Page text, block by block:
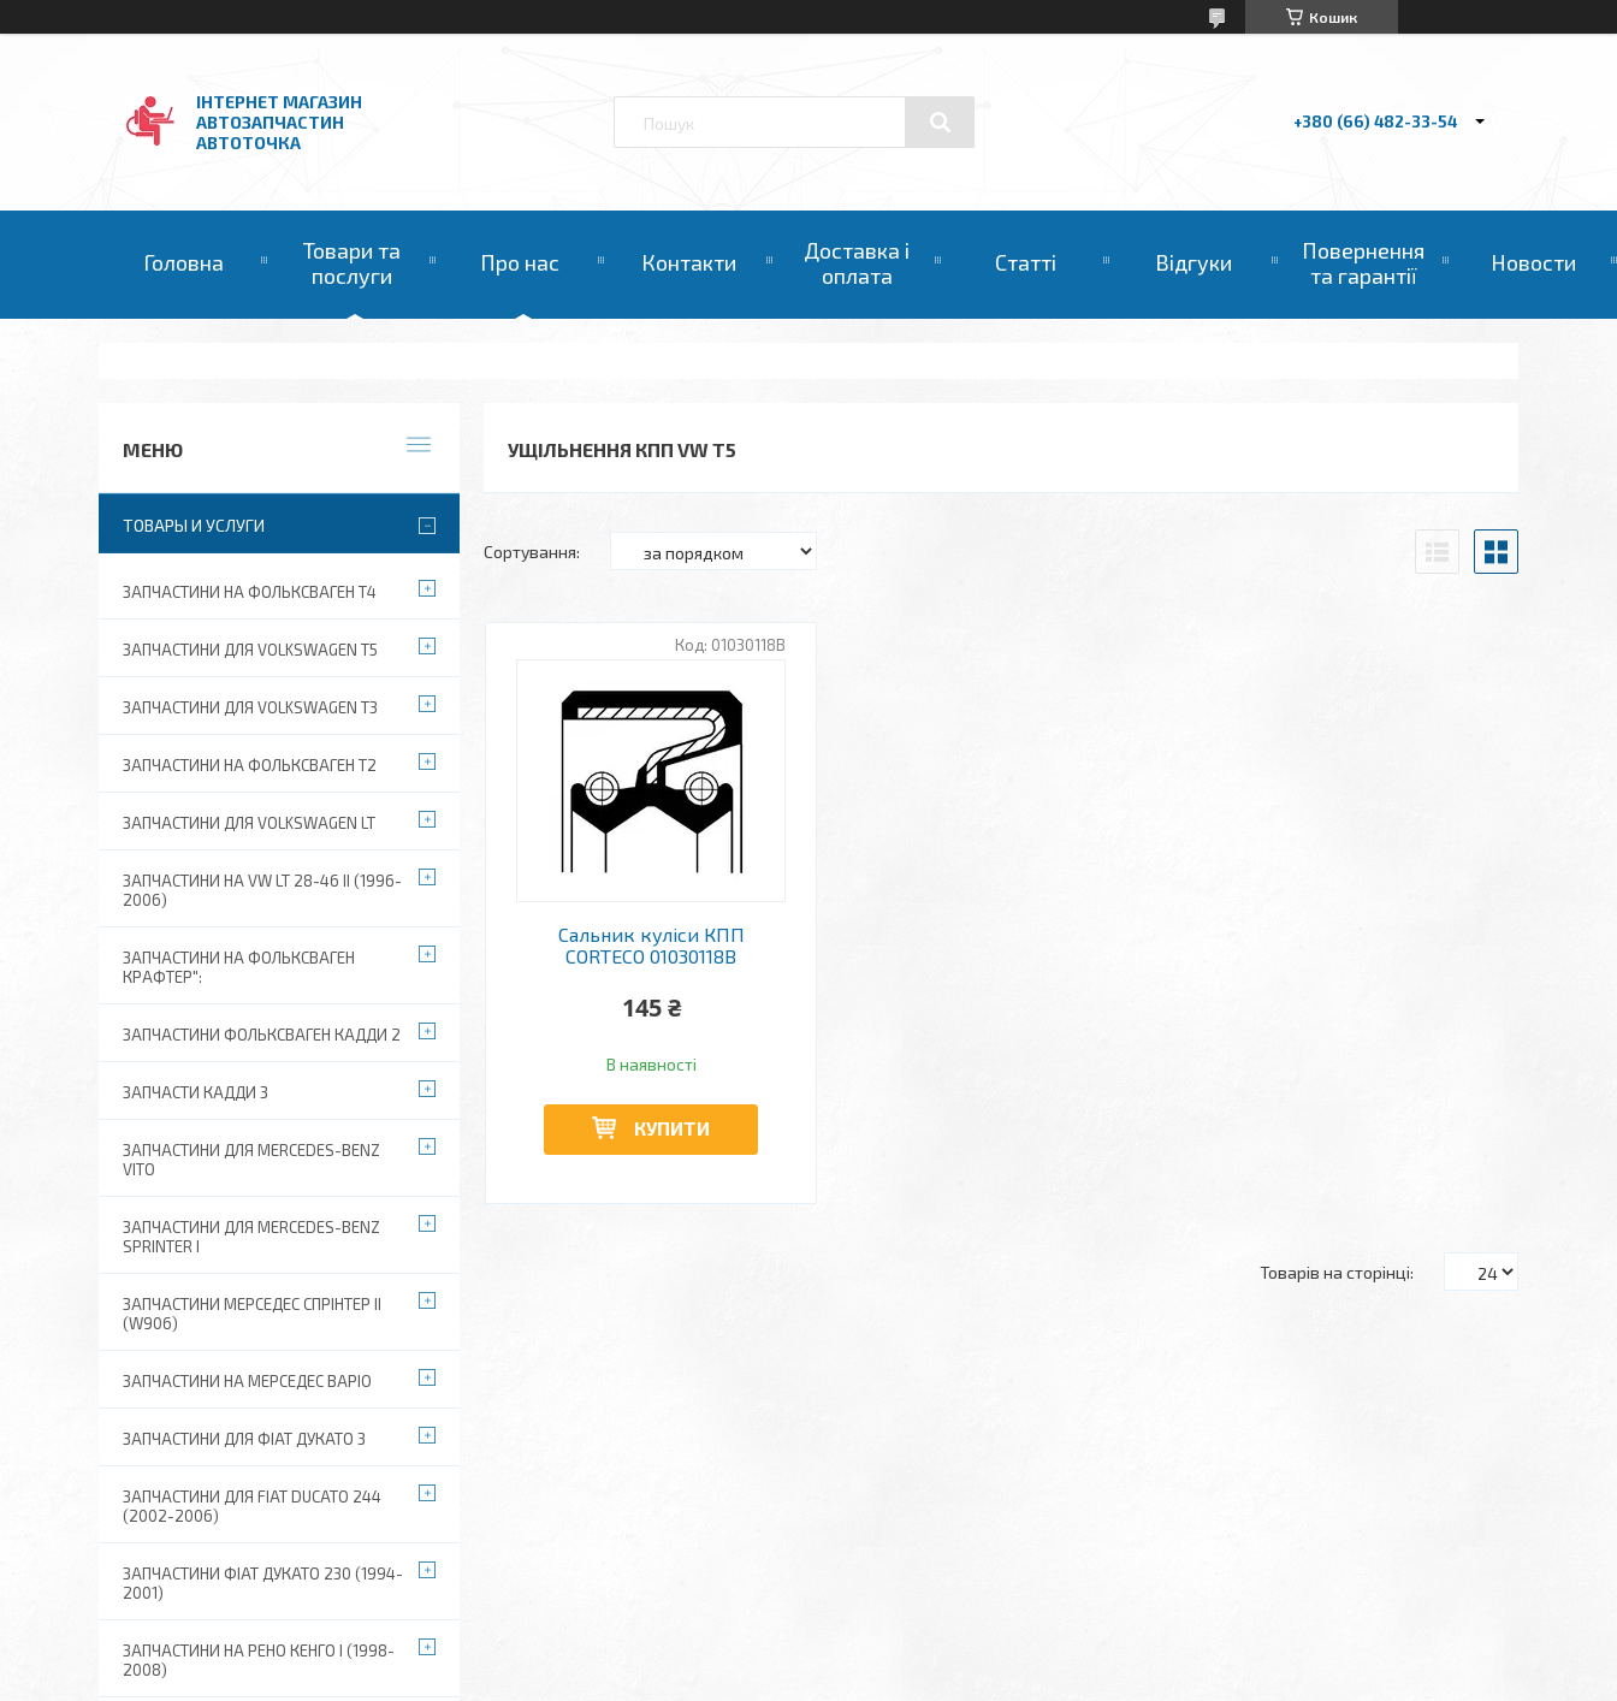
Кошик
ІНТЕРНЕТ МАГАЗИН
АВТОЗАПЧАСТИН
АВТОТОЧКА
+380 (66) 482-33-54
Головна
Товари та
послуги
Про нас Контакти
Доставка і
оплата
Статті Відгуки
Повернення
та гарантії
Новости
УЩІЛЬНЕННЯ КПП VW T5
01030118B
Сальник куліси КПП
CORTECO 01030118B
145 ₴
В наявності
КУПИТИ
ТОВАРЫ И УСЛУГИ
ЗАПЧАСТИНИ НА ФОЛЬКСВАГЕН Т4
ЗАПЧАСТИНИ ДЛЯ VOLKSWAGEN T5
ЗАПЧАСТИНИ ДЛЯ VOLKSWAGEN T3
ЗАПЧАСТИНИ НА ФОЛЬКСВАГЕН Т2
ЗАПЧАСТИНИ ДЛЯ VOLKSWAGEN LT
ЗАПЧАСТИНИ НА VW LT 28-46 II (1996-
2006)
ЗАПЧАСТИНИ НА ФОЛЬКСВАГЕН
КРАФТЕР":
ЗАПЧАСТИНИ ФОЛЬКСВАГЕН КАДДИ 2
ЗАПЧАСТИ КАДДИ 3
ЗАПЧАСТИНИ ДЛЯ MERCEDES-BENZ
VITO
ЗАПЧАСТИНИ ДЛЯ MERCEDES-BENZ
SPRINTER I
ЗАПЧАСТИНИ МЕРСЕДЕС СПРІНТЕР II
(W906)
ЗАПЧАСТИНИ НА МЕРСЕДЕС ВАРІО
ЗАПЧАСТИНИ ДЛЯ ФІАТ ДУКАТО 3
ЗАПЧАСТИНИ ДЛЯ FIAT DUCATO 244
(2002-2006)
ЗАПЧАСТИНИ ФІАТ ДУКАТО 230 (1994-
2001)
ЗАПЧАСТИНИ НА РЕНО КЕНГО I (1998-
2008)